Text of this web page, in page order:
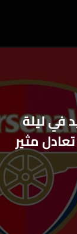
في ليلة
مثير